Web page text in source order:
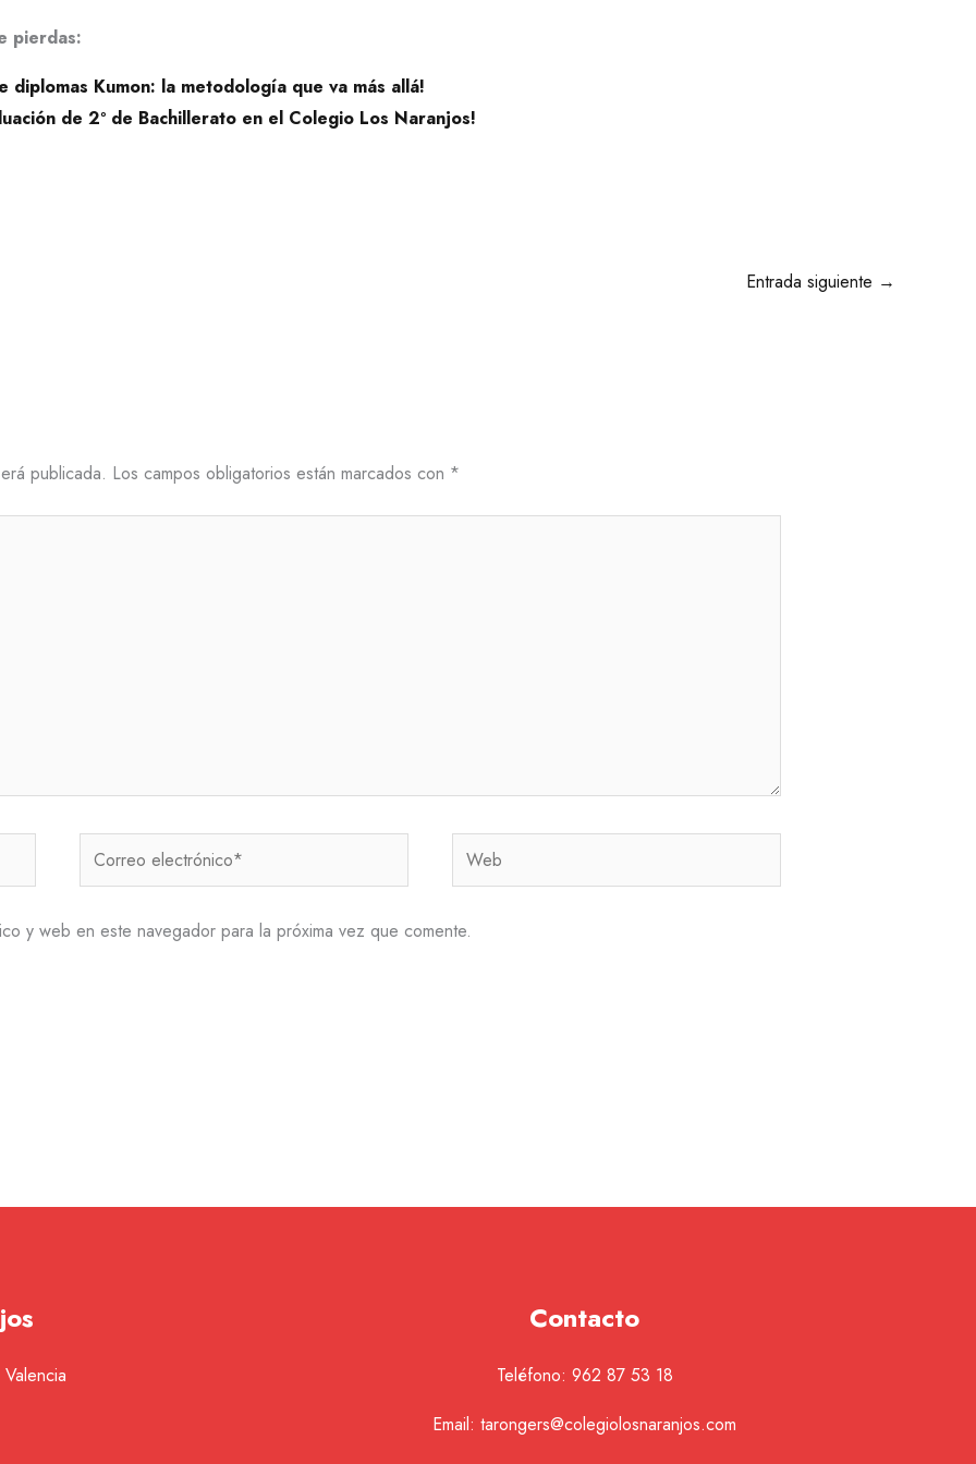
pierdas:
diplomas Kumon: la metodología que va más allá!
de 2º de Bachillerato en el Colegio Los Naranjos!
Entrada siguiente →
publicada. Los campos obligatorios están marcados con *
Correo
electrónico*
Web
y web en este navegador para la próxima vez que comente.
Contacto
Teléfono: 962 87 53 18
Email: tarongers@colegiolosnaranjos.com